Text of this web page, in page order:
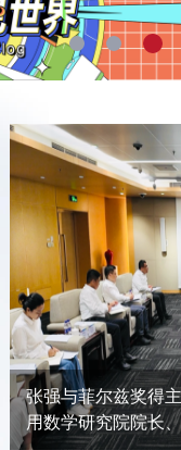
雁栖湖应
@国务